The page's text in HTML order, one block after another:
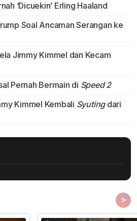
‘Dicuekin’ Erling Haaland
Soal Ancaman Serangan ke
Jimmy Kimmel dan Kecam
Pernah Bermain di Speed 2
Kimmel Kembali Syutingdari
>